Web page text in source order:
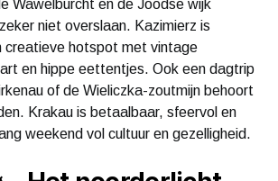
Wawelburcht en de Joodse wijk
niet overslaan. Kazimierz is
creatieve hotspot met vintage
en hippe eettentjes. Ook een dagtrip
of de Wieliczka-zoutmijn behoort
Krakau is betaalbaar, sfeervol en
weekend vol cultuur en gezelligheid.